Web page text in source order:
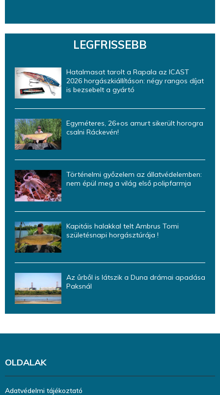
LEGFRISSEBB
Hatalmasat tarolt a Rapala az ICAST
2026 horgászkiállításon: négy rangos díjat
is bezsebelt a gyártó
Egyméteres, 26+os amurt sikerült horogra
csalni Ráckevén!
Történelmi győzelem az állatvédelemben:
nem épül meg a világ első polipfarmja
Kapitáis halakkal telt Ambrus Tomi
születésnapi horgásztúrája !
Az űrből is látszik a Duna drámai apadása
Paksnál
OLDALAK
Adatvédelmi tájékoztató